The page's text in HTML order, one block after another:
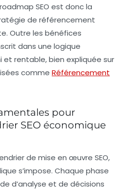
SEO est donc la
de référencement
Outre les bénéfices
dans une logique
et rentable, bien expliquée sur
comme Référencement
pour
SEO économique
de mise en œuvre SEO,
s’impose. Chaque phase
d’analyse et de décisions